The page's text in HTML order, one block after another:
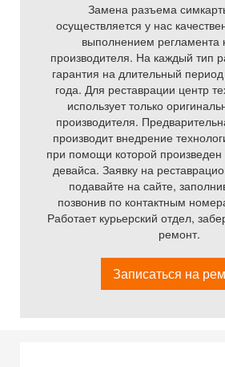
Замена разъема
осуществляется у нас
выполнением регламента
производителя. На каждый тип
гарантия на длительный
года. Для реставрации центр
использует только
производителя.
производит внедрение
при помощи которой
девайса. Заявку на
подавайте на сайте,
позвонив по контактным
Работает курьерский отдел,
ремонт.
Записаться на